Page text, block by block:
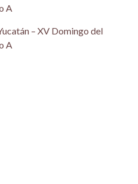
A
– XV Domingo del
A